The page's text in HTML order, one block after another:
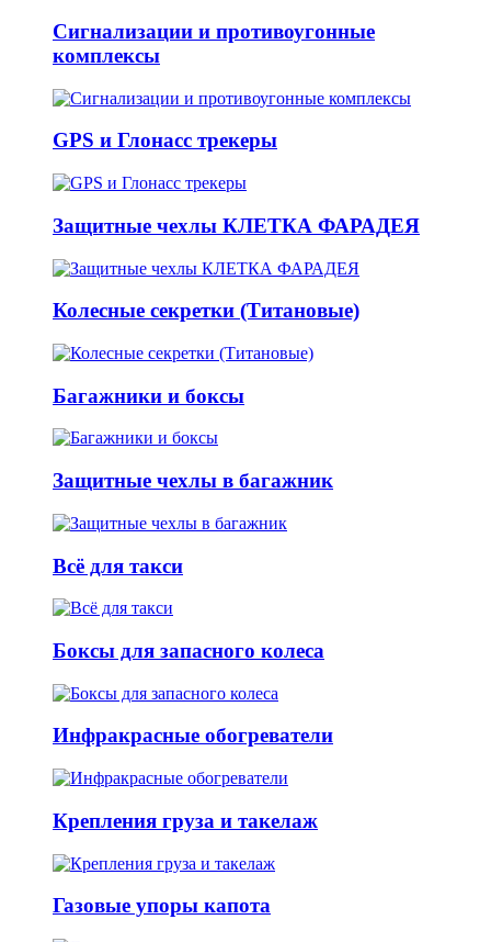
Сигнализации и противоугонные
комплексы
GPS и Глонасс трекеры
Защитные чехлы КЛЕТКА ФАРАДЕЯ
Колесные секретки (Титановые)
Багажники и боксы
Защитные чехлы в багажник
Всё для такси
Боксы для запасного колеса
Инфракрасные обогреватели
Крепления груза и такелаж
Газовые упоры капота